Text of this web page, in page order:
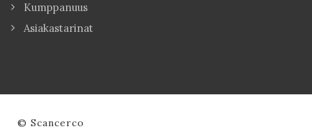
Kumppanuus
Asiakastarinat
© Scancerco